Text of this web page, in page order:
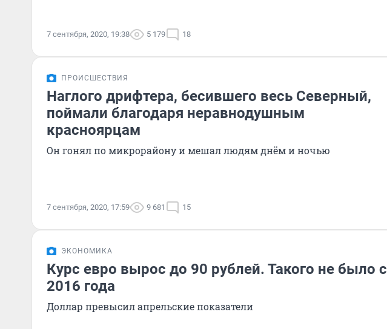
7 сентября, 2020, 19:38 5 179 18
ПРОИСШЕСТВИЯ
Наглого дрифтера, бесившего весь Северный,
поймали благодаря неравнодушным
красноярцам
Он гонял по микрорайону и мешал людям днём и ночью
7 сентября, 2020, 17:59 9 681 15
ЭКОНОМИКА
Курс евро вырос до 90 рублей. Такого не было с
2016 года
Доллар превысил апрельские показатели